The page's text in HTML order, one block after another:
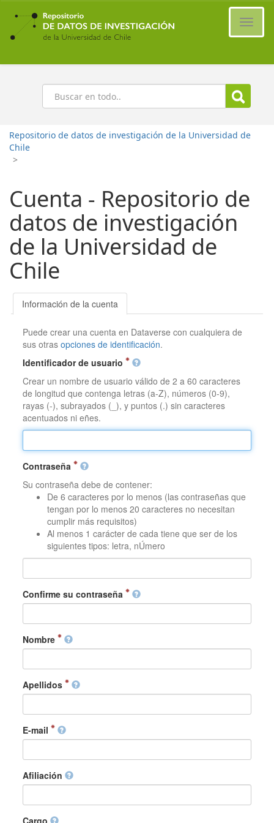
Ir
contenido
principal
Buscar
Repositorio de datos de investigación de la Universidad de
Chile
>
Cuenta - Repositorio de
datos de investigación
de la Universidad de
Chile
Información de la cuenta
Puede crear una cuenta en Dataverse con cualquiera de
sus otrasopciones de identificación.
Identificador de usuario
Crear un nombre de usuario válido de 2 a 60 caracteres
de longitud que contenga letras (a-Z), números (0-9),
rayas (-), subrayados (_), y puntos (.) sin caracteres
acentuados ni eñes.
Contraseña
Su contraseña debe de contener:
De 6 caracteres por lo menos (las contraseñas que
tengan por lo menos 20 caracteres no necesitan
cumplir más requisitos)
Al menos 1 carácter de cada tiene que ser de los
siguientes tipos: letra, nÚmero
Confirme su contraseña
Nombre
Apellidos
E-mail
Afiliación
Cargo